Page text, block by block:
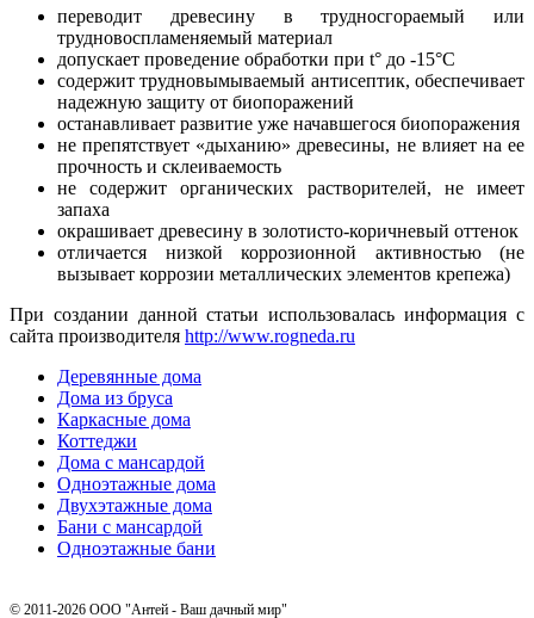
переводит древесину в трудносгораемый или
трудновоспламеняемый материал
допускает проведение обработки при t° до -15°С
содержит трудновымываемый антисептик, обеспечивает
надежную защиту от биопоражений
останавливает развитие уже начавшегося биопоражения
не препятствует «дыханию» древесины, не влияет на ее
прочность и склеиваемость
не содержит органических растворителей, не имеет
запаха
окрашивает древесину в золотисто-коричневый оттенок
отличается низкой коррозионной активностью (не
вызывает коррозии металлических элементов крепежа)
При создании данной статьи использовалась информация с
сайта производителя http://www.rogneda.ru
Деревянные дома
Дома из бруса
Каркасные дома
Коттеджи
Дома с мансардой
Одноэтажные дома
Двухэтажные дома
Бани с мансардой
Одноэтажные бани
© 2011-2026 ООО "Антей - Ваш дачный мир"